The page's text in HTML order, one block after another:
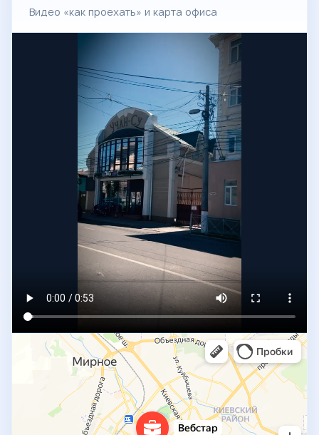
Видео «как проехать» и карта офиса